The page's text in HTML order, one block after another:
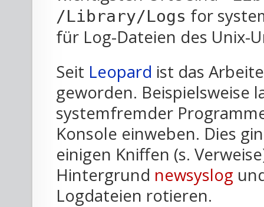
/Library/Logs for
für Log-Dateien des Unix-
Seit Leopard ist das
geworden. Beispielsweise
systemfremder
Konsole einweben. Dies
einigen Kniffen (s.
Hintergrund newsyslog
Logdateien rotieren.